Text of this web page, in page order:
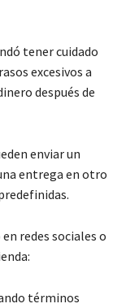
tener cuidado
excesivos a
después de
enviar un
entrega en otro
redes sociales o
términos